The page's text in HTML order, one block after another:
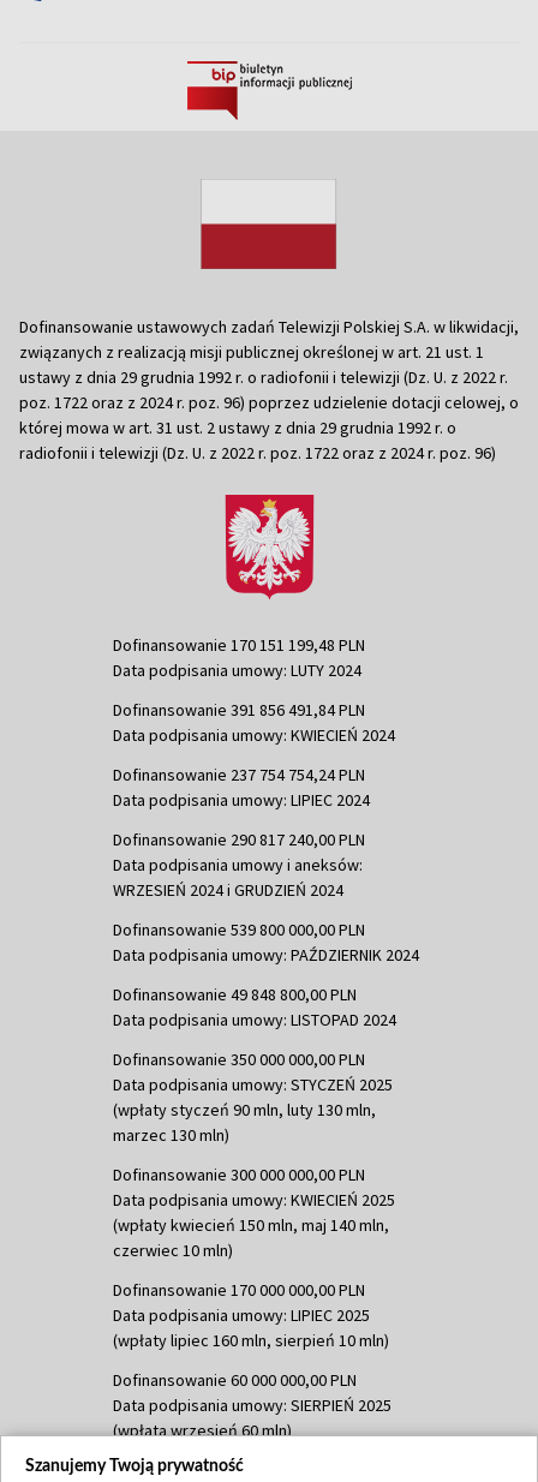
Dofinansowanie ustawowych zadań Telewizji Polskiej S.A. w likwidacji,
związanych z realizacją misji publicznej określonej w art. 21 ust. 1
ustawy z dnia 29 grudnia 1992 r. o radiofonii i telewizji (Dz. U. z 2022 r.
poz. 1722 oraz z 2024 r. poz. 96) poprzez udzielenie dotacji celowej, o
której mowa w art. 31 ust. 2 ustawy z dnia 29 grudnia 1992 r. o
radiofonii i telewizji (Dz. U. z 2022 r. poz. 1722 oraz z 2024 r. poz. 96)
Dofinansowanie 170 151 199,48 PLN
Data podpisania umowy: LUTY 2024
Dofinansowanie 391 856 491,84 PLN
Data podpisania umowy: KWIECIEŃ 2024
Dofinansowanie 237 754 754,24 PLN
Data podpisania umowy: LIPIEC 2024
Dofinansowanie 290 817 240,00 PLN
Data podpisania umowy i aneksów:
WRZESIEŃ 2024 i GRUDZIEŃ 2024
Dofinansowanie 539 800 000,00 PLN
Data podpisania umowy: PAŹDZIERNIK 2024
Dofinansowanie 49 848 800,00 PLN
Data podpisania umowy: LISTOPAD 2024
Dofinansowanie 350 000 000,00 PLN
Data podpisania umowy: STYCZEŃ 2025
(wpłaty styczeń 90 mln, luty 130 mln,
marzec 130 mln)
Dofinansowanie 300 000 000,00 PLN
Data podpisania umowy: KWIECIEŃ 2025
(wpłaty kwiecień 150 mln, maj 140 mln,
czerwiec 10 mln)
Dofinansowanie 170 000 000,00 PLN
Data podpisania umowy: LIPIEC 2025
(wpłaty lipiec 160 mln, sierpień 10 mln)
Dofinansowanie 60 000 000,00 PLN
Data podpisania umowy: SIERPIEŃ 2025
(wpłata wrzesień 60 mln)
Dofinansowanie 635 783 051,21 PLN
Szanujemy Twoją prywatność